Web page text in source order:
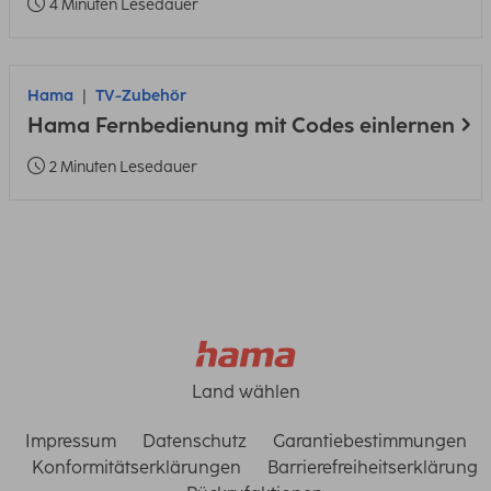
4 Minuten Lesedauer
Hama TV-Zubehör
Hama Fernbedienung mit Codes einlernen
2 Minuten Lesedauer
Land wählen
Impressum Datenschutz
Garantiebestimmungen
Konformitätserklärungen
Barrierefreiheitserklärung